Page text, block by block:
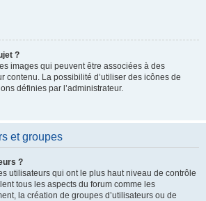
?
images qui peuvent être associées à des
contenu. La possibilité d’utiliser des icônes de
définies par l’administrateur.
et groupes
?
utilisateurs qui ont le plus haut niveau de contrôle
tous les aspects du forum comme les
la création de groupes d’utilisateurs ou de